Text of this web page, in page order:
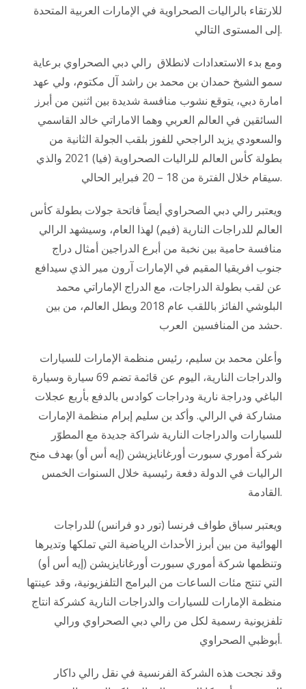
للارتقاء بالراليات الصحراوية في الإمارات العربية المتحدة
إلى المستوى التالي.
ومع بدء الاستعدادات لانطلاق رالي دبي الصحراوي برعاية
سمو الشيخ حمدان بن محمد بن راشد آل مكتوم، ولي عهد
امارة دبي، يتوقع نشوب منافسة شديدة بين اثنين من أبرز
السائقين في العالم العربي وهما الاماراتي خالد القاسمي
والسعودي يزيد الراجحي للفوز بلقب الجولة الثانية من
بطولة كأس العالم للراليات الصحراوية (فيا) 2021 والذي
سيقام خلال الفترة من 18 – 20 فبراير الحالي.
ويعتبر رالي دبي الصحراوي أيضاً فاتحة جولات بطولة كأس
العالم للدراجات النارية (فيم) لهذا العام، وسيشهد الرالي
منافسة حامية بين نخبة من أبرع الدراجين أمثال دراج
جنوب افريقيا المقيم في الإمارات آرون مير الذي سيدافع
عن لقب بطولة الدراجات، مع الدراج الإماراتي محمد
البلوشي الفائز باللقب عام 2018 وبطل العالم، من بين
حشد من المنافسين العرب.
وأعلن محمد بن سليم، رئيس منظمة الإمارات للسيارات
والدراجات النارية، اليوم عن قائمة تضم 69 سيارة وسيارة
الباغي ودراجة نارية ودراجات كوادس بالدفع بأربع عجلات
مشاركة في الرالي. وأكد بن سليم إبرام منظمة الإمارات
للسيارات والدراجات النارية شراكة جديدة مع المطوّر
شركة أموري سبورت أورغانايزيشن (إيه أس أو) بهدف منح
الراليات في الدولة دفعة رئيسية خلال السنوات الخمس
القادمة.
ويعتبر سباق طواف فرنسا (تور دو فرانس) للدراجات
الهوائية من بين أبرز الأحداث الرياضية التي تملكها وتديرها
وتنظمها شركة أموري سبورت أورغانايزيشن (إيه أس أو)
التي تنتج مئات الساعات من البرامج التلفزيونية، وقد عينتها
منظمة الإمارات للسيارات والدراجات النارية كشركة انتاج
تلفزيونية رسمية لكل من رالي دبي الصحراوي ورالي
أبوظبي الصحراوي.
وقد نجحت هذه الشركة الفرنسية في نقل رالي داكار